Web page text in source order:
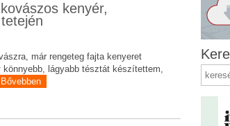
kenyér,
már rengeteg fajta kenyeret
lágyabb tésztát készítettem,
Bővebben